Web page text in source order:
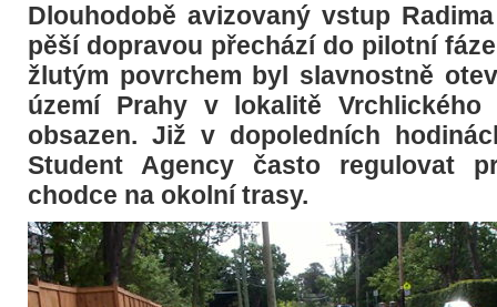
Dlouhodobě avizovaný vstup
pěší dopravou přechází do pilotní
žlutým povrchem byl slavnostně
území Prahy v lokalitě
obsazen. Již v dopoledních
Student Agency často regulovat
chodce na okolní trasy.